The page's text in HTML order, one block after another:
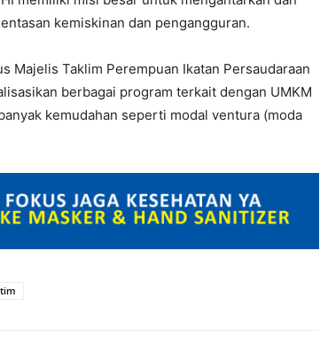
kemiskinan dan pengangguran.
Majelis Taklim Perempuan Ikatan Persaudaraan
berbagai program terkait dengan UMKM
kemudahan seperti modal ventura (moda